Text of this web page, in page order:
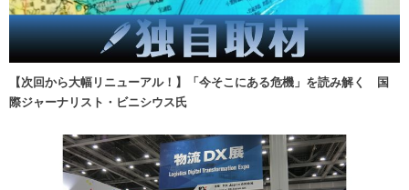
【次回から大幅リニューアル！】「今そこにある危機」を読み解く 国
際ジャーナリスト・ビニシウス氏